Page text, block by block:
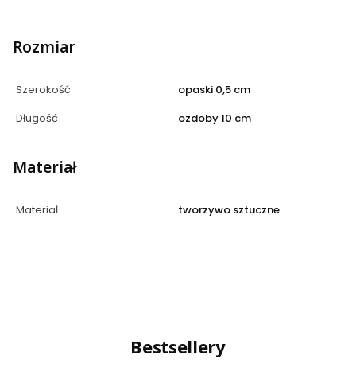
Rozmiar
Szerokość
opaski 0,5 cm
Długość
ozdoby 10 cm
Materiał
Materiał tworzywo sztuczne
Bestsellery